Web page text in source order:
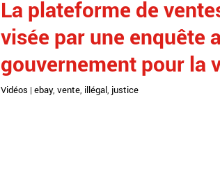
La plateforme de
visée par une enquête
gouvernement pour la
Vidéos | ebay, vente, illégal, justice